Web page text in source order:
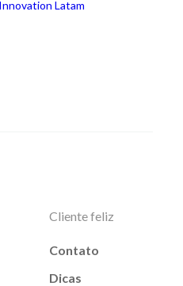
Cliente feliz
Contato
Dicas